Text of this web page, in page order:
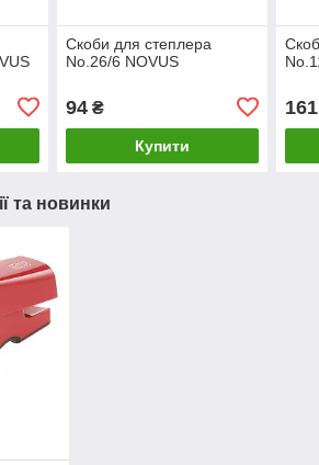
Скоби для степлера
No.26/6 NOVUS
94₴
Купити
161
та новинки